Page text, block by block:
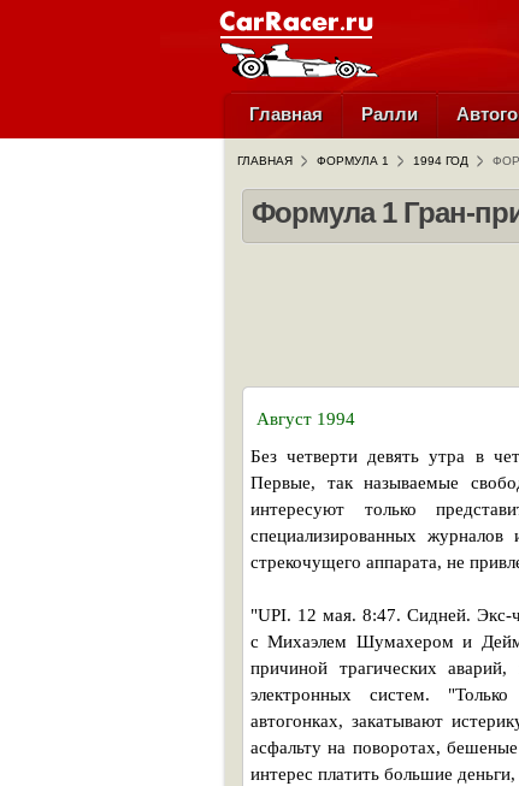
Главная Ралли
ГЛАВНАЯ ФОРМУЛА 1 1994 ГОД
Формула 1 Гран-
Август 1994
Без четверти девять утра в
Первые, так называемые
интересуют только
специализированных
стрекочущего аппарата, не
"UPI. 12 мая. 8:47. Сидней. Экс-
с Михаэлем Шумахером и
причиной трагических
электронных систем.
автогонках, закатывают
асфальту на поворотах,
интерес платить большие